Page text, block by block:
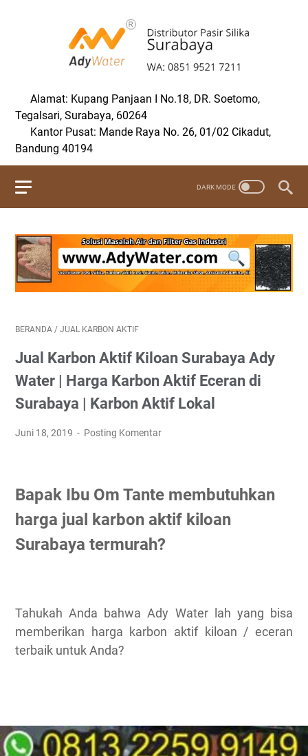
Alamat: Kupang Panjaan I No.18, DR. Soetomo,
Tegalsari, Surabaya, 60264
Kantor Pusat: Mande Raya No. 26, 01/02 Cikadut,
Bandung 40194
BERANDA / JUAL KARBON AKTIF
Jual Karbon Aktif Kiloan Surabaya Ady
Water | Harga Karbon Aktif Eceran di
Surabaya | Karbon Aktif Lokal
Juni 18, 2019 Posting Komentar
Bapak Ibu Om Tante membutuhkan
harga jual karbon aktif kiloan
Surabaya termurah?
Tahukah Anda bahwa Ady Water lah yang bisa
memberikan harga karbon aktif kiloan / eceran
terbaik untuk Anda?